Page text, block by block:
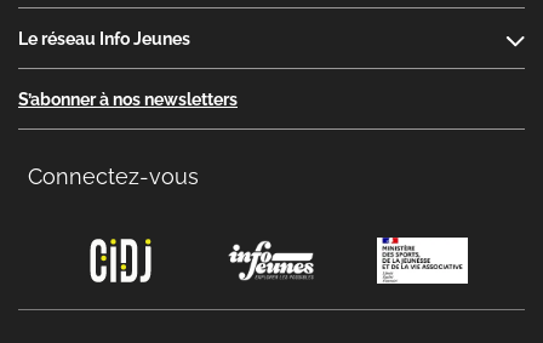
Le réseau Info Jeunes
S’abonner à nos newsletters
Connectez-vous